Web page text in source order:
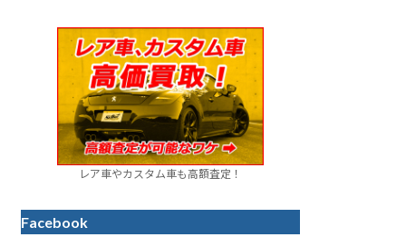
レア車やカスタム車も高額査定！
Facebook